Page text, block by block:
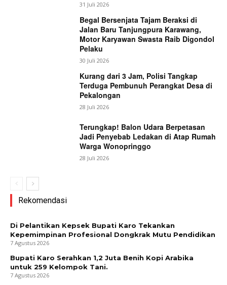
31 Juli 2026
Begal Bersenjata Tajam Beraksi di
Jalan Baru Tanjungpura Karawang,
Motor Karyawan Swasta Raib Digondol
Pelaku
30 Juli 2026
Kurang dari 3 Jam, Polisi Tangkap
Terduga Pembunuh Perangkat Desa di
Pekalongan
28 Juli 2026
Terungkap! Balon Udara Berpetasan
Jadi Penyebab Ledakan di Atap Rumah
Warga Wonopringgo
28 Juli 2026
Rekomendasi
Di Pelantikan Kepsek Bupati Karo Tekankan
Kepemimpinan Profesional Dongkrak Mutu Pendidikan
7 Agustus 2026
Bupati Karo Serahkan 1,2 Juta Benih Kopi Arabika
untuk 259 Kelompok Tani.
7 Agustus 2026